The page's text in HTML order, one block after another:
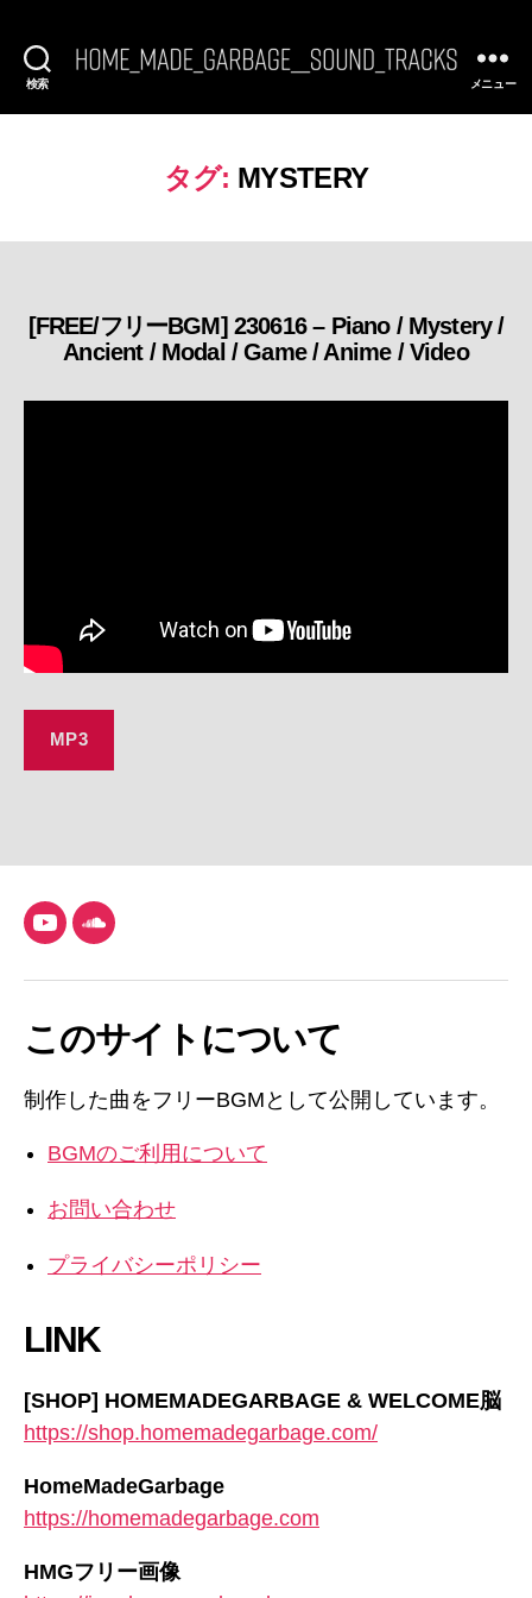
検索
BGM]
SoundTracks
メニュー
タグ: MYSTERY
カ
テ
リ
[FREE/フリーBGM] 230616 – Piano / Mystery /
Ancient / Modal / Game / Anime / Video
MP3
YouTubeSoundCloud
このサイトについて
制作した曲をフリーBGMとして公開しています。
BGMのご利用について
お問い合わせ
プライバシーポリシー
LINK
[SHOP] HOMEMADEGARBAGE & WELCOME脳
https://shop.homemadegarbage.com/
HomeMadeGarbage
https://homemadegarbage.com
HMGフリー画像